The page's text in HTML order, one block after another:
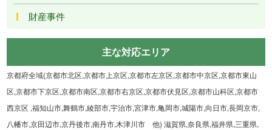
財産事件
主な対応エリア
京都府全域(京都市北区,京都市上京区,京都市左京区,京都市中京区,京都市東山
区,京都市下京区,京都市南区,京都市右京区,京都市伏見区,京都市山科区,京都市
西京区 ,福知山市,舞鶴市,綾部市,宇治市,宮津市,亀岡市,城陽市,向日市,長岡京市,
八幡市,京田辺市,京丹後市,南丹市,木津川市 他) 滋賀県,奈良県,福井県,三重県,